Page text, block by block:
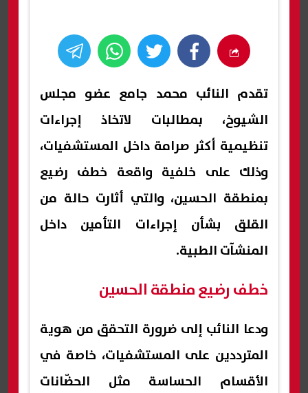
تقدم النائب محمد جامع عضو مجلس
الشيوخ، بمطالبات لاتخاذ إجراءات
تنظيمية أكثر صرامة داخل المستشفيات،
وذلك على خلفية واقعة خطف رضيع
بمنطقة الحسين، والتي أثارت حالة من
القلق بشأن إجراءات التأمين داخل
المنشآت الطبية.
خطف رضيع منطقة الحسين
ودعا النائب إلى ضرورة التحقق من هوية
المترددين على المستشفيات، خاصة في
الأقسام الحساسة مثل الحضّانات